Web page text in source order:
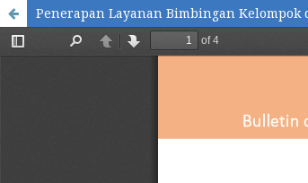
Penerapan Layanan Bimbingan